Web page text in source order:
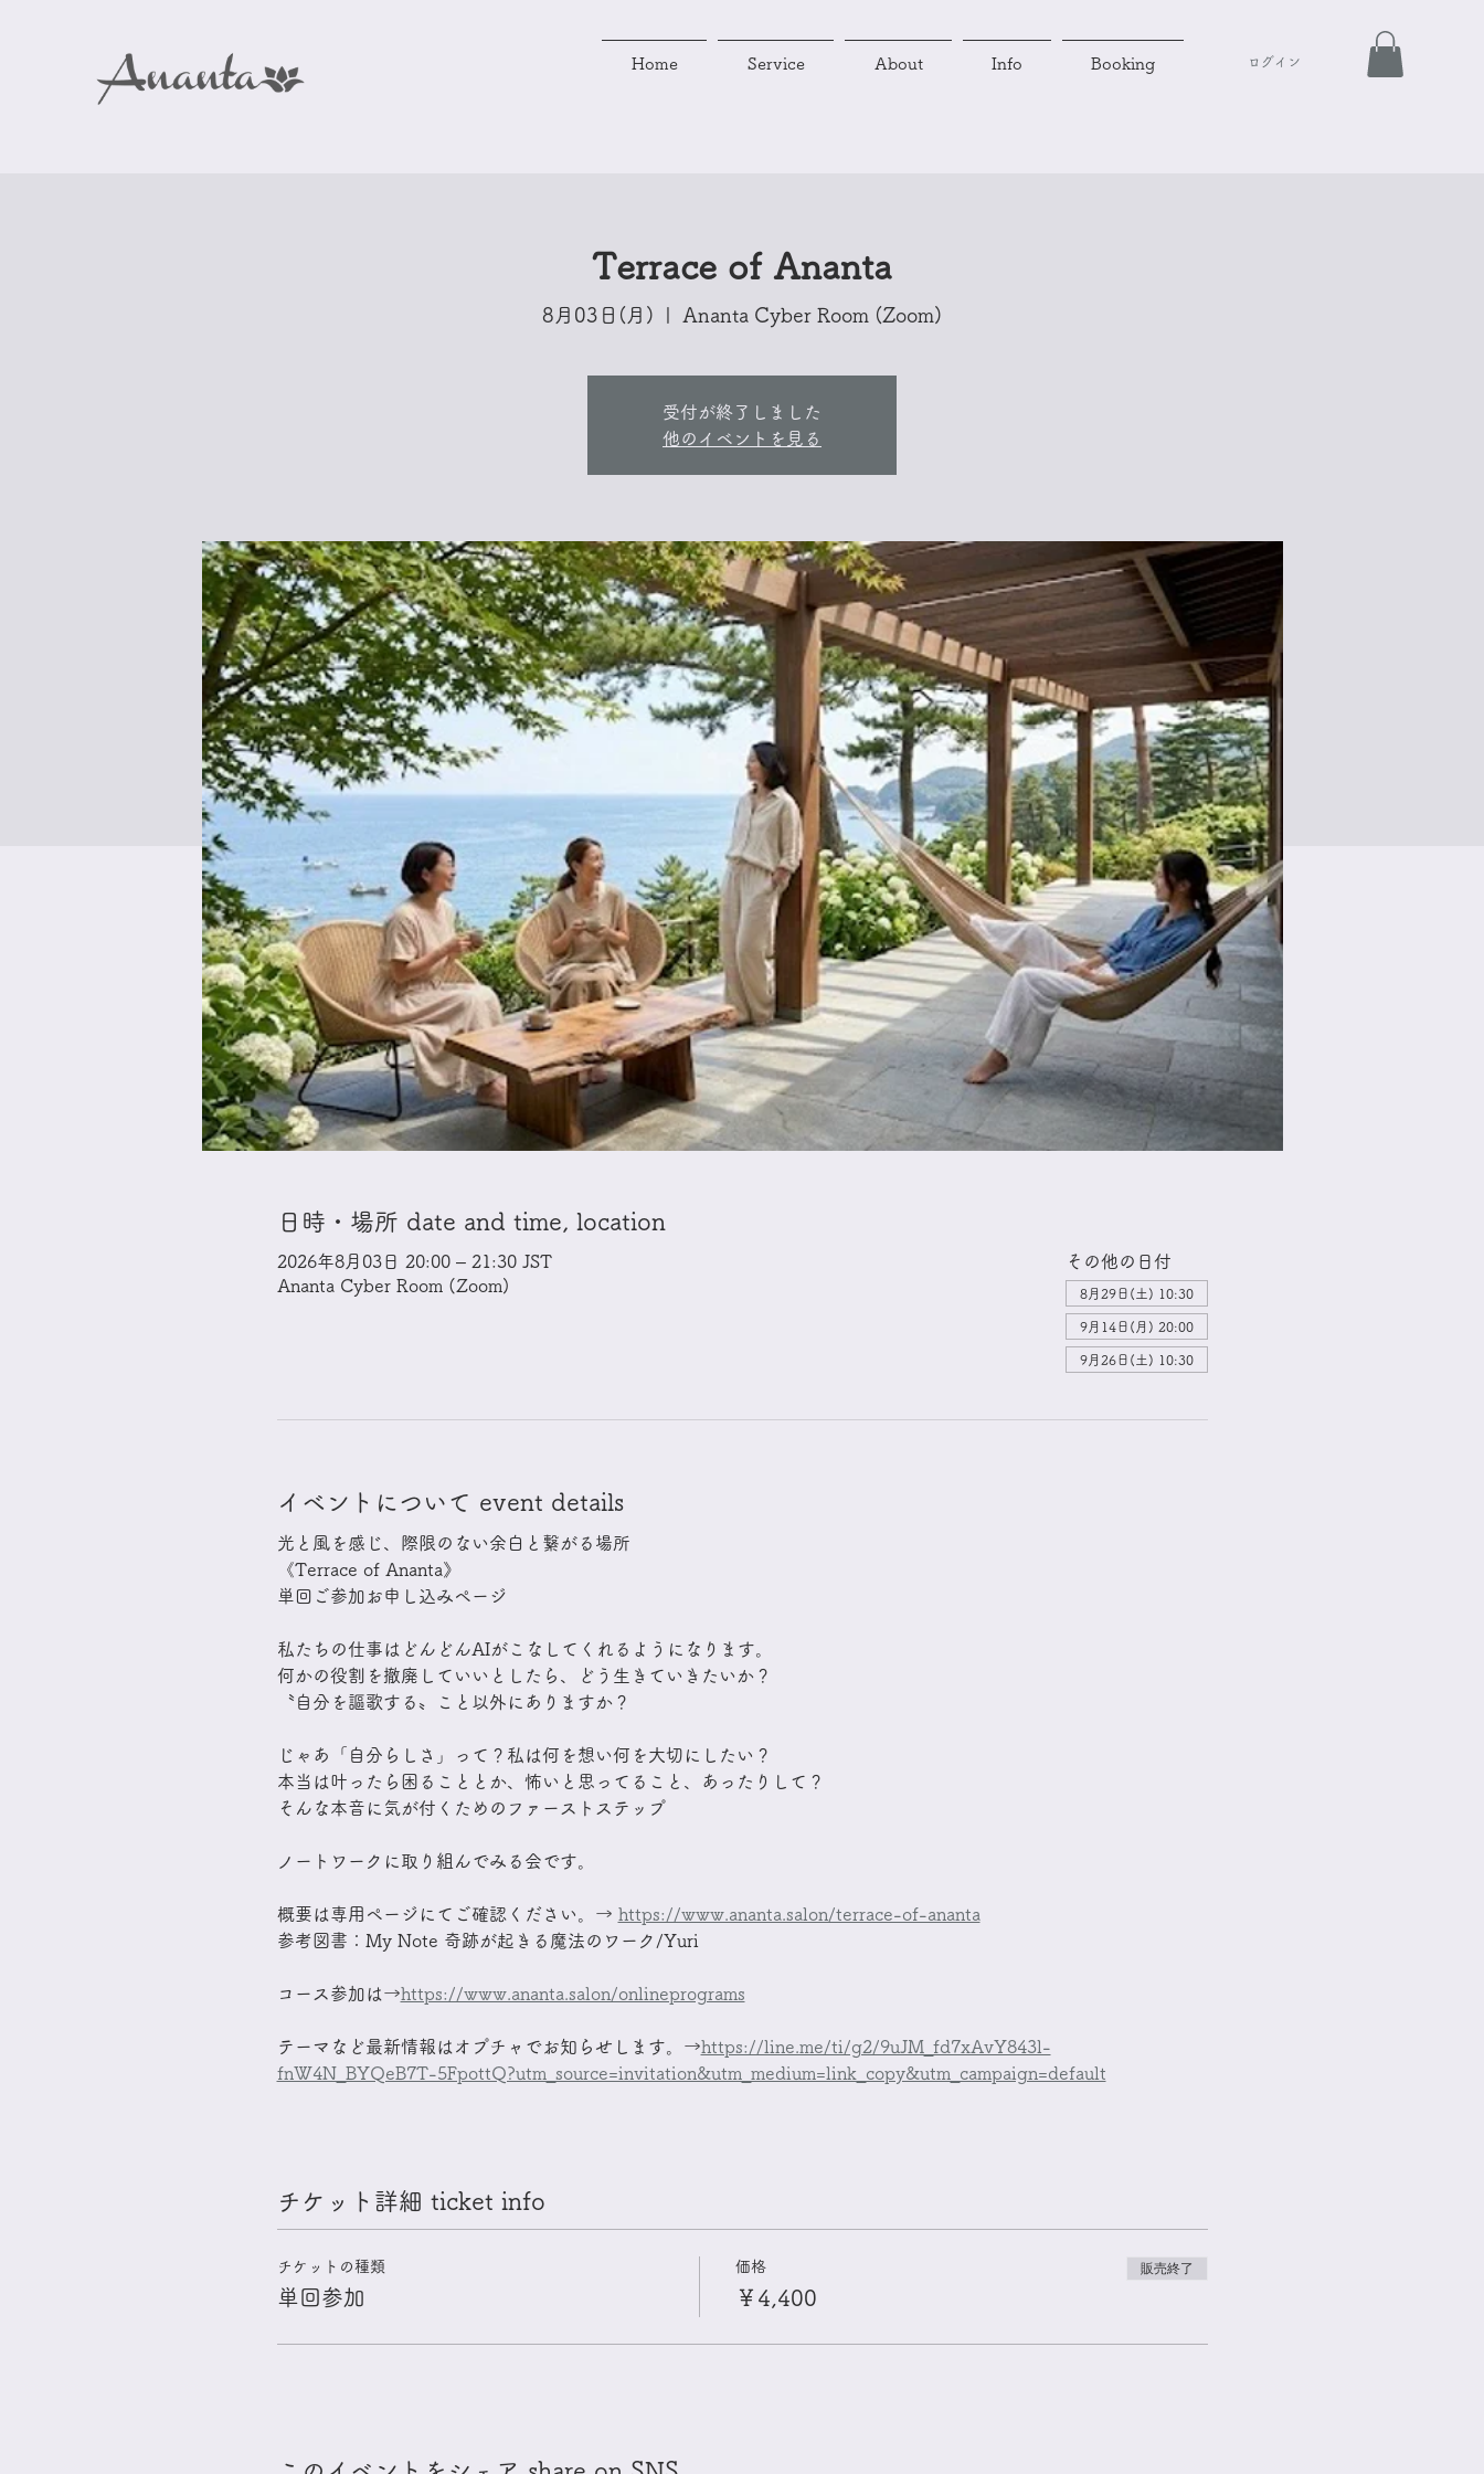
Home Service About Info Booking ログイン
Terrace of Ananta
8月03日(月) Ananta Cyber Room (Zoom)
受付が終了しました
他のイベントを見る
日時・場所 date and time, location
2026年8月03日 20:00 – 21:30 JST
Ananta Cyber Room (Zoom)
その他の日付
8月29日(土) 10:30
9月14日(月) 20:00
9月26日(土) 10:30
イベントについて event details
光と風を感じ、際限のない余白と繋がる場所
​《Terrace of Ananta》
単回ご参加お申し込みページ
私たちの仕事はどんどんAIがこなしてくれるようになります。
何かの役割を撤廃していいとしたら、どう生きていきたいか？
〝自分を謳歌する〟こと以外にありますか？
​じゃあ「自分らしさ」って？私は何を想い何を大切にしたい？
本当は叶ったら困ることとか、怖いと思ってること、あったりして？
そんな本音に気が付くためのファーストステップ​
ノートワークに取り組んでみる会です。
概要は専用ページにてご確認ください。→ https://www.ananta.salon/terrace-of-ananta
参考図書：My Note 奇跡が起きる魔法のワーク/Yuri
コース参加は→https://www.ananta.salon/onlineprograms
テーマなど最新情報はオプチャでお知らせします。→https://line.me/ti/g2/9uJM_fd7xAvY843l-
fnW4N_BYQeB7T-5FpottQ?utm_source=invitation&utm_medium=link_copy&utm_campaign=default
チケット詳細 ticket info
チケットの種類
単回参加
価格
￥4,400
販売終了